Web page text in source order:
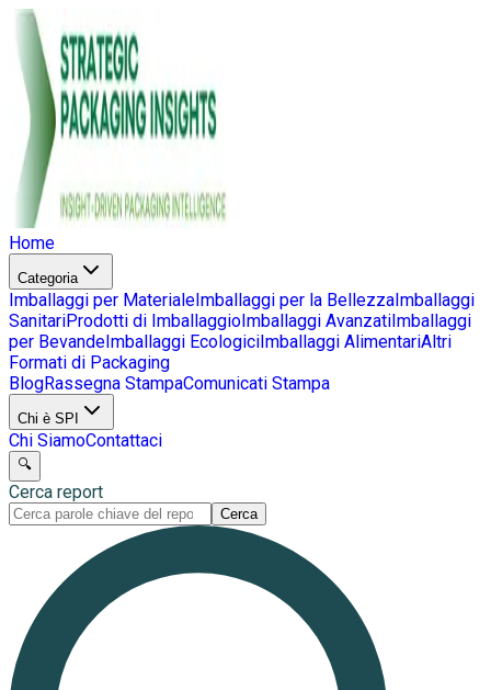
Home
Categoria
Imballaggi per MaterialeImballaggi per la BellezzaImballaggi
SanitariProdotti di ImballaggioImballaggi AvanzatiImballaggi
per BevandeImballaggi EcologiciImballaggi AlimentariAltri
Formati di Packaging
BlogRassegna StampaComunicati Stampa
Chi è SPI
Chi SiamoContattaci
🔍
Cerca report
Cerca